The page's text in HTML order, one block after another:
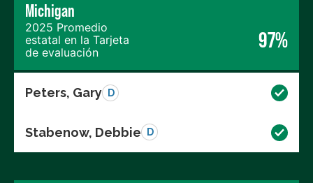
Michigan
2025 Promedio
estatal en la Tarjeta
de evaluación
97%
Peters, Gary D
Stabenow, Debbie D